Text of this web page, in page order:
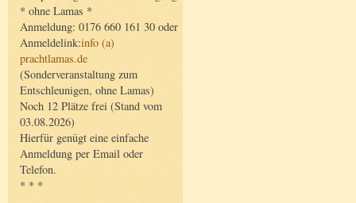
* ohne Lamas *
Anmeldung: 0176 660 161 30 oder
Anmeldelink:info (a)
prachtlamas.de
(Sonderveranstaltung zum
Entschleunigen, ohne Lamas)
Noch 12 Plätze frei (Stand vom
03.08.2026)
Hierfür genügt eine einfache
Anmeldung per Email oder
Telefon.
* * *